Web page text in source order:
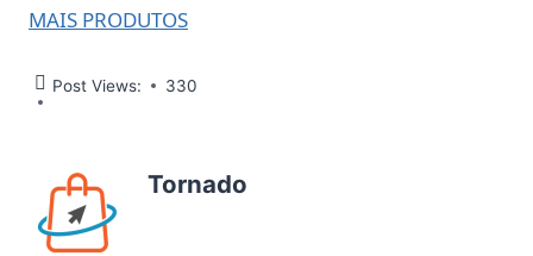
MAIS PRODUTOS
Post Views: 330
Tornado